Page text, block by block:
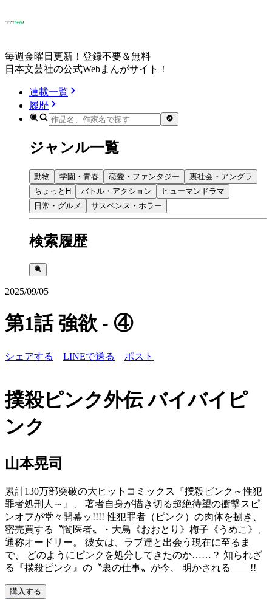
毎週金曜日更新！登録不要＆無料
日本文芸社の公式Webまんがサイト！
連載一覧
履歴
ジャンル一覧
動物 学園・青春 恋愛・ファンタジー
裏社会・アングラ
ちょっとH
バトル・アクション
ヒューマンドラマ
日常・グルメ
サスペンス・ホラー
検索履歴
2025/09/05
第1話 強欲 - ④
シェアする LINEで送る ポスト
撲殺ピンク外伝 バイバイピ
ンク
山本晃司
累計130万部突破の大ヒットコミックス『撲殺ピンク～性犯
罪者処刑人～』、 著者自身が描き切る超絶待望の衝撃スピ
ンオフが堂々開幕ッ!!!! 性犯罪者（ピンク）の肉体を捌き、
密売買する〝闇医者〟・大鳥《おおとり》梅子《うめこ》、
通称オードリー。 彼女は、ラブ達と出会う現在に至るま
で、 どのようにピンクを処分してきたのか……？ 知られざ
る『撲殺ピンク』の〝裏の仕事〟が今、 明かされる――!!
購入する